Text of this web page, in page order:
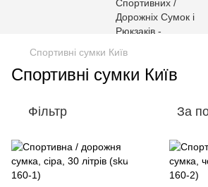
Спортивні сумки Київ
Спортивні сумки Київ
Фільтр За